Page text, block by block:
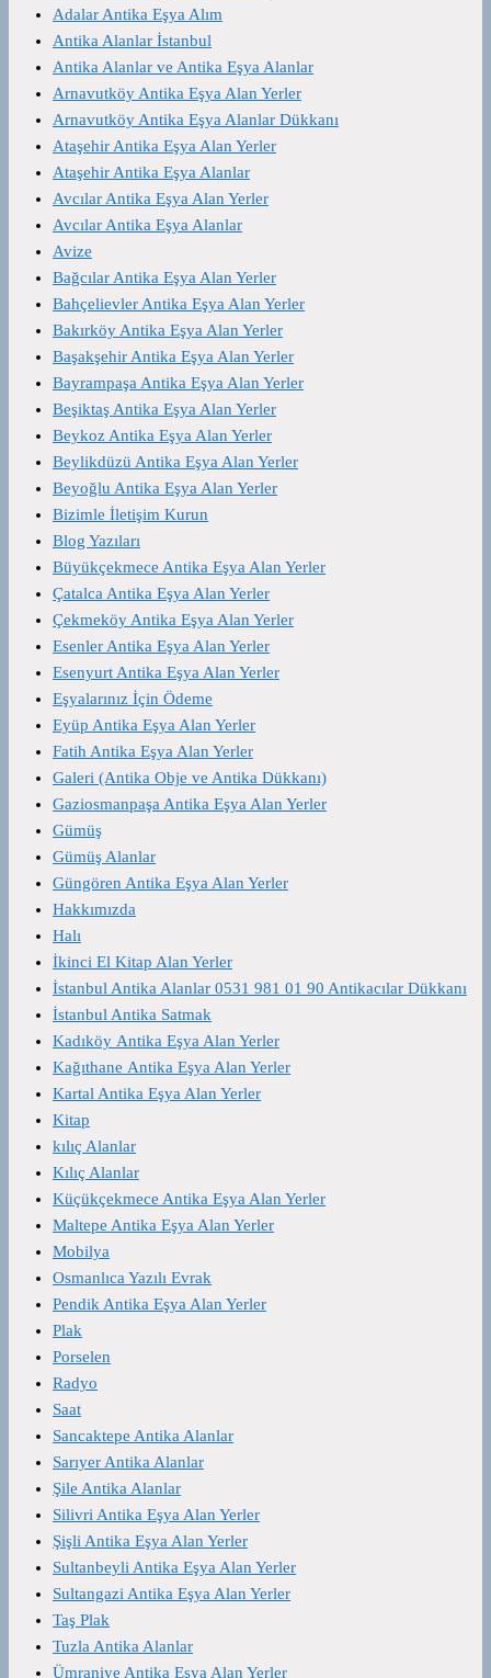
Adalar Antika Eşya Alım
Antika Alanlar İstanbul
Antika Alanlar ve Antika Eşya Alanlar
Arnavutköy Antika Eşya Alan Yerler
Arnavutköy Antika Eşya Alanlar Dükkanı
Ataşehir Antika Eşya Alan Yerler
Ataşehir Antika Eşya Alanlar
Avcılar Antika Eşya Alan Yerler
Avcılar Antika Eşya Alanlar
Avize
Bağcılar Antika Eşya Alan Yerler
Bahçelievler Antika Eşya Alan Yerler
Bakırköy Antika Eşya Alan Yerler
Başakşehir Antika Eşya Alan Yerler
Bayrampaşa Antika Eşya Alan Yerler
Beşiktaş Antika Eşya Alan Yerler
Beykoz Antika Eşya Alan Yerler
Beylikdüzü Antika Eşya Alan Yerler
Beyoğlu Antika Eşya Alan Yerler
Bizimle İletişim Kurun
Blog Yazıları
Büyükçekmece Antika Eşya Alan Yerler
Çatalca Antika Eşya Alan Yerler
Çekmeköy Antika Eşya Alan Yerler
Esenler Antika Eşya Alan Yerler
Esenyurt Antika Eşya Alan Yerler
Eşyalarınız İçin Ödeme
Eyüp Antika Eşya Alan Yerler
Fatih Antika Eşya Alan Yerler
Galeri (Antika Obje ve Antika Dükkanı)
Gaziosmanpaşa Antika Eşya Alan Yerler
Gümüş
Gümüş Alanlar
Güngören Antika Eşya Alan Yerler
Hakkımızda
Halı
İkinci El Kitap Alan Yerler
İstanbul Antika Alanlar 0531 981 01 90 Antikacılar Dükkanı
İstanbul Antika Satmak
Kadıköy Antika Eşya Alan Yerler
Kağıthane Antika Eşya Alan Yerler
Kartal Antika Eşya Alan Yerler
Kitap
kılıç Alanlar
Kılıç Alanlar
Küçükçekmece Antika Eşya Alan Yerler
Maltepe Antika Eşya Alan Yerler
Mobilya
Osmanlıca Yazılı Evrak
Pendik Antika Eşya Alan Yerler
Plak
Porselen
Radyo
Saat
Sancaktepe Antika Alanlar
Sarıyer Antika Alanlar
Şile Antika Alanlar
Silivri Antika Eşya Alan Yerler
Şişli Antika Eşya Alan Yerler
Sultanbeyli Antika Eşya Alan Yerler
Sultangazi Antika Eşya Alan Yerler
Taş Plak
Tuzla Antika Alanlar
Ümraniye Antika Eşya Alan Yerler